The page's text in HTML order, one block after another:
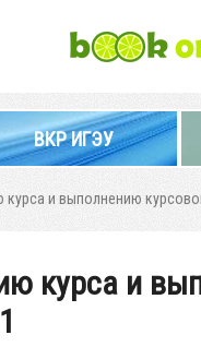
ВКР ИГЭУ
и выполнению
курса и